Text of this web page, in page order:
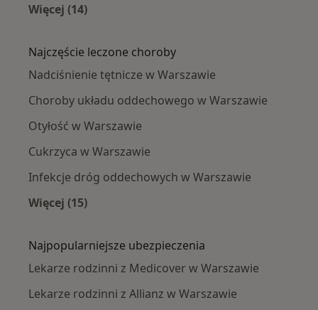
Więcej (14)
Najczęście leczone choroby
Nadciśnienie tętnicze w Warszawie
Choroby układu oddechowego w Warszawie
Otyłość w Warszawie
Cukrzyca w Warszawie
Infekcje dróg oddechowych w Warszawie
Więcej (15)
Najpopularniejsze ubezpieczenia
Lekarze rodzinni z Medicover w Warszawie
Lekarze rodzinni z Allianz w Warszawie